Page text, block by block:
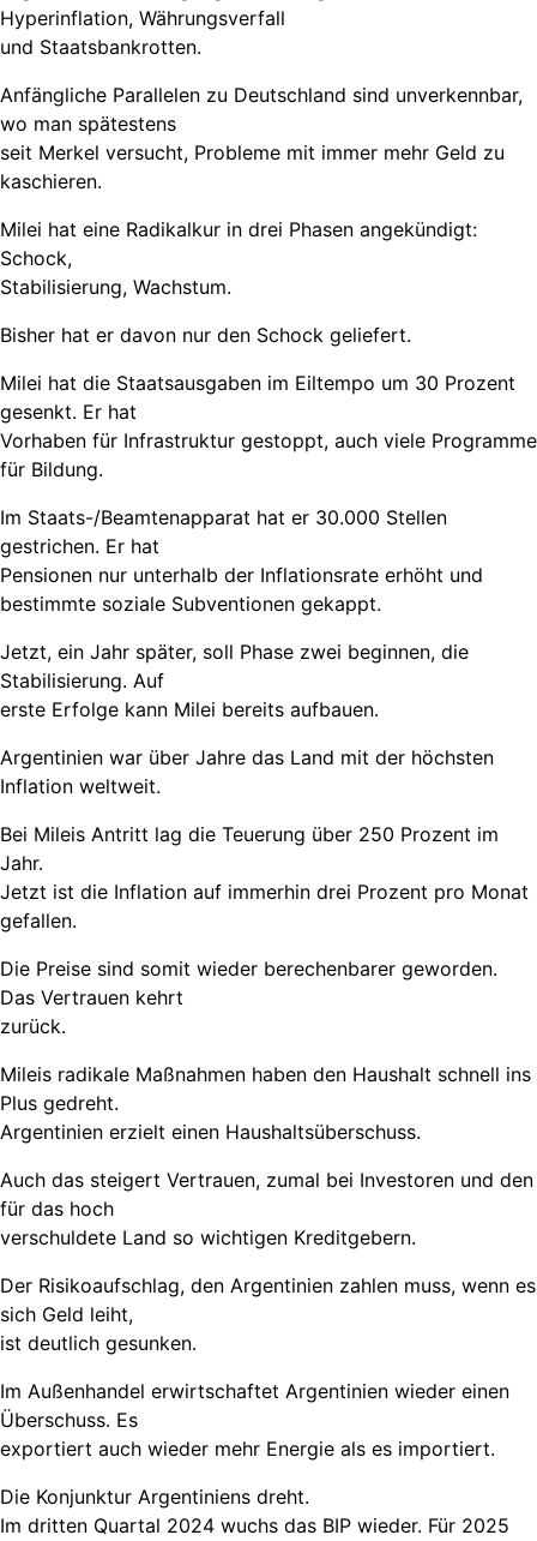
Hyperinflation, Währungsverfall
und Staatsbankrotten.
Anfängliche Parallelen zu Deutschland sind unverkennbar,
wo man spätestens
seit Merkel versucht, Probleme mit immer mehr Geld zu
kaschieren.
Milei hat eine Radikalkur in drei Phasen angekündigt:
Schock,
Stabilisierung, Wachstum.
Bisher hat er davon nur den Schock geliefert.
Milei hat die Staatsausgaben im Eiltempo um 30 Prozent
gesenkt. Er hat
Vorhaben für Infrastruktur gestoppt, auch viele Programme
für Bildung.
Im Staats-/Beamtenapparat hat er 30.000 Stellen
gestrichen. Er hat
Pensionen nur unterhalb der Inflationsrate erhöht und
bestimmte soziale Subventionen gekappt.
Jetzt, ein Jahr später, soll Phase zwei beginnen, die
Stabilisierung. Auf
erste Erfolge kann Milei bereits aufbauen.
Argentinien war über Jahre das Land mit der höchsten
Inflation weltweit.
Bei Mileis Antritt lag die Teuerung über 250 Prozent im
Jahr.
Jetzt ist die Inflation auf immerhin drei Prozent pro Monat
gefallen.
Die Preise sind somit wieder berechenbarer geworden.
Das Vertrauen kehrt
zurück.
Mileis radikale Maßnahmen haben den Haushalt schnell ins
Plus gedreht.
Argentinien erzielt einen Haushaltsüberschuss.
Auch das steigert Vertrauen, zumal bei Investoren und den
für das hoch
verschuldete Land so wichtigen Kreditgebern.
Der Risikoaufschlag, den Argentinien zahlen muss, wenn es
sich Geld leiht,
ist deutlich gesunken.
Im Außenhandel erwirtschaftet Argentinien wieder einen
Überschuss. Es
exportiert auch wieder mehr Energie als es importiert.
Die Konjunktur Argentiniens dreht.
Im dritten Quartal 2024 wuchs das BIP wieder. Für 2025